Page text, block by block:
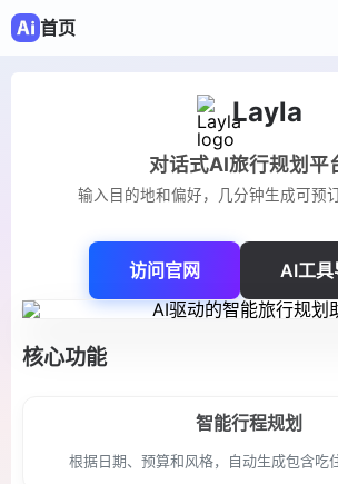
首页
Layla
对话式AI旅行规划平
输入目的地和偏好，几分钟生成可预
访问官网 AI工具
核心功能
智能行程规划
根据日期、预算和风格，自动生成包含吃